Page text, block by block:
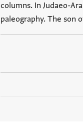
columns. In Judaeo-
paleography. The son